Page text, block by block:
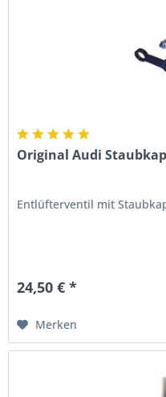
Original Audi
Entlüfterventil mit
24,50 € *
Merken